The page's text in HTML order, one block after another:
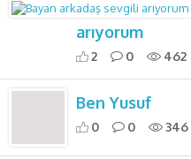
arıyorum
2 0 462
Ben Yusuf
0 0 346